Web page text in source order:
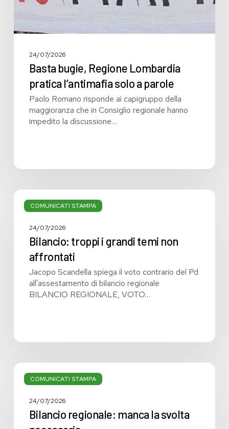
24/07/2026
Basta bugie, Regione Lombardia
pratica l’antimafia solo a parole
Paolo Romano risponde ai capigruppo della
maggioranza che in Consiglio regionale hanno
impedito la discussione…
COMUNICATI STAMPA
Bilancio:
troppi
grandi
affrontati
24/07/2026
Bilancio: troppi i grandi temi non
affrontati
Jacopo Scandella spiega il voto contrario del Pd
all'assestamento di bilancio regionale
BILANCIO REGIONALE, VOTO…
COMUNICATI STAMPA
Bilancio
regionale:
svolta
24/07/2026
Bilancio regionale: manca la svolta